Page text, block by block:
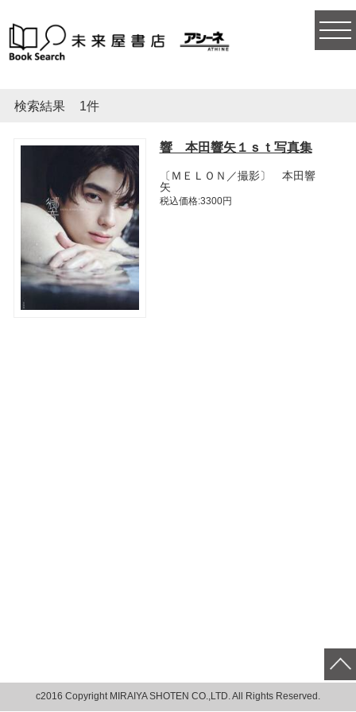
検索結果 1件
響 本田響矢１ｓｔ写真集
〔ＭＥＬＯＮ／撮影〕 本田響
矢
税込価格:3300円
c2016 Copyright MIRAIYA SHOTEN CO.,LTD. All Rights Reserved.